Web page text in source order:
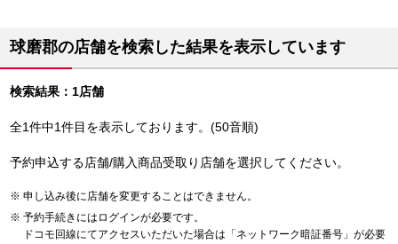
球磨郡の店舗を検索した結果を表示しています
検索結果：1店舗
全1件中1件目を表示しております。(50音順)
予約申込する店舗/購入商品受取り店舗を選択してください。
申し込み後に店舗を変更することはできません。
予約手続きにはログインが必要です。
ドコモ回線にてアクセスいただいた場合は「ネットワーク暗証番号」が必要